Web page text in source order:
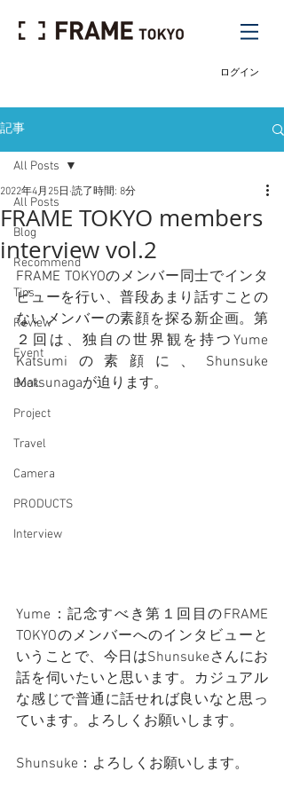
ログイン
記事
All Posts
Blog
Recommend
Tips
Review
Event
Book
Project
Travel
Camera
PRODUCTS
Interview
All Posts
FRAME TOKYO members
interview vol.2
2022年4月25日 読了時間: 8分
FRAME TOKYOのメンバー同士でインタ
ビューを行い、普段あまり話すことの
ないメンバーの素顔を探る新企画。第
２回は、独自の世界観を持つYume
Katsumiの素顔に、Shunsuke
Matsunagaが迫ります。
Yume：記念すべき第１回目のFRAME
TOKYOのメンバーへのインタビューと
いうことで、今日はShunsukeさんにお
話を伺いたいと思います。カジュアル
な感じで普通に話せれば良いなと思っ
ています。よろしくお願いします。
Shunsuke：よろしくお願いします。